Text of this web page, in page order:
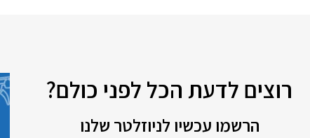
רוצים לדעת הכל לפני כולם?
הרשמו עכשיו לניוזלטר שלנו